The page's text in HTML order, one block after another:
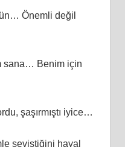
Önemli değil
sana… Benim için
şaşırmıştı iyice…
seviştiğini hayal